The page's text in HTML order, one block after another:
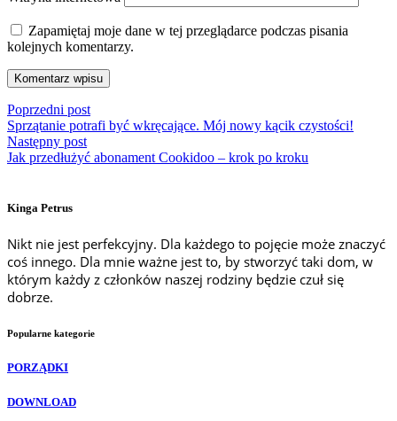
Zapamiętaj moje dane w tej przeglądarce podczas pisania
kolejnych komentarzy.
Poprzedni post
Sprzątanie potrafi być wkręcające. Mój nowy kącik czystości!
Następny post
Jak przedłużyć abonament Cookidoo – krok po kroku
Kinga Petrus
Nikt nie jest perfekcyjny. Dla każdego to pojęcie może znaczyć
coś innego. Dla mnie ważne jest to, by stworzyć taki dom, w
którym każdy z członków naszej rodziny będzie czuł się
dobrze.
Popularne kategorie
PORZĄDKI
DOWNLOAD